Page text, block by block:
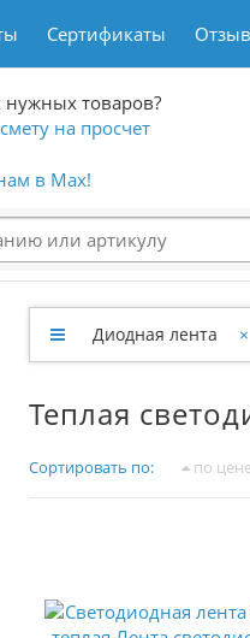
Сертификаты
нужных товаров?
на просчет
в Max!
Диодная лента ×
Теплая
Сортировать по: по